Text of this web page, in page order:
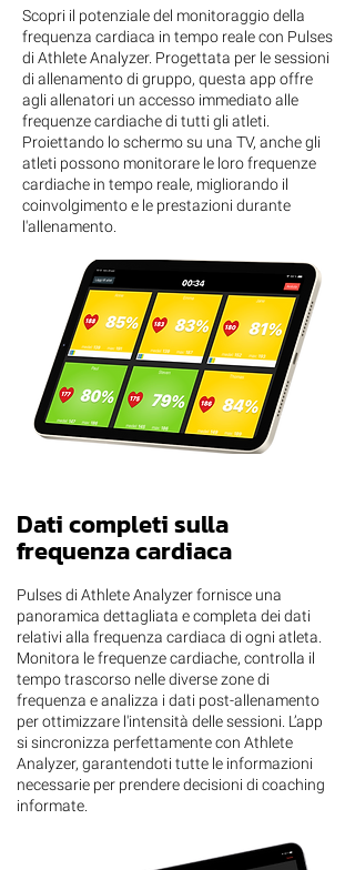
Scopri il potenziale del monitoraggio della
frequenza cardiaca in tempo reale con Pulses
di Athlete Analyzer. Progettata per le sessioni
di allenamento di gruppo, questa app offre
agli allenatori un accesso immediato alle
frequenze cardiache di tutti gli atleti.
Proiettando lo schermo su una TV, anche gli
atleti possono monitorare le loro frequenze
cardiache in tempo reale, migliorando il
coinvolgimento e le prestazioni durante
l'allenamento.
Dati completi sulla
frequenza cardiaca
Pulses di Athlete Analyzer fornisce una
panoramica dettagliata e completa dei dati
relativi alla frequenza cardiaca di ogni atleta.
Monitora le frequenze cardiache, controlla il
tempo trascorso nelle diverse zone di
frequenza e analizza i dati post-allenamento
per ottimizzare l'intensità delle sessioni. L’app
si sincronizza perfettamente con Athlete
Analyzer, garantendoti tutte le informazioni
necessarie per prendere decisioni di coaching
informate.